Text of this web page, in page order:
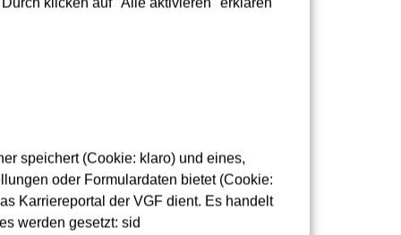
speichert (Cookie: klaro) und eines,
oder Formulardaten bietet (Cookie:
Karriereportal der VGF dient. Es handelt
werden gesetzt: sid